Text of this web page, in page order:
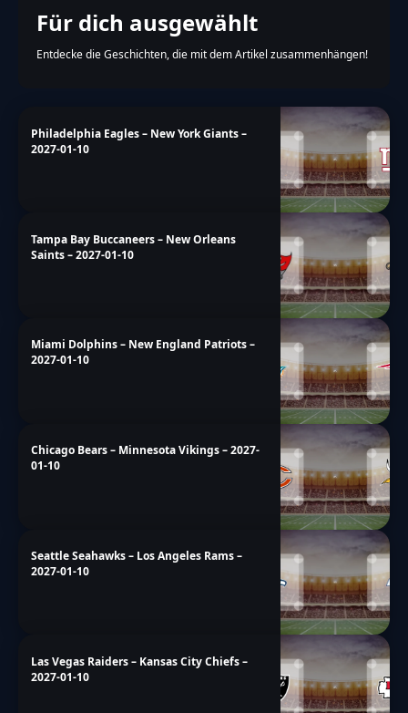
Für dich ausgewählt
Entdecke die Geschichten, die mit dem Artikel zusammenhängen!
Philadelphia Eagles – New York Giants –
2027-01-10
Tampa Bay Buccaneers – New Orleans
Saints – 2027-01-10
Miami Dolphins – New England Patriots –
2027-01-10
Chicago Bears – Minnesota Vikings – 2027-
01-10
Seattle Seahawks – Los Angeles Rams –
2027-01-10
Las Vegas Raiders – Kansas City Chiefs –
2027-01-10